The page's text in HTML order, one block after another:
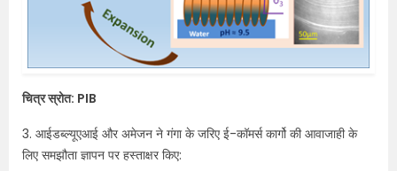
चित्र स्रोत: PIB
3. आईडब्ल्यूएआई और अमेजन ने गंगा के जरिए ई-कॉमर्स कार्गो की आवाजाही के
लिए समझौता ज्ञापन पर हस्ताक्षर किए: